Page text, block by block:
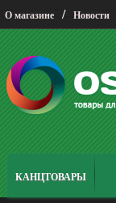
О магазине / Новости
КАНЦТОВАРЫ